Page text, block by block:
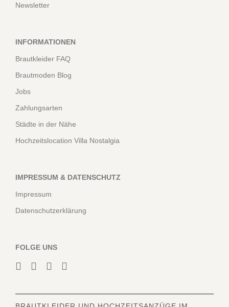
Newsletter
INFORMATIONEN
Brautkleider FAQ
Brautmoden Blog
Jobs
Zahlungsarten
Städte in der Nähe
Hochzeitslocation Villa Nostalgia
IMPRESSUM & DATENSCHUTZ
Impressum
Datenschutzerklärung
FOLGE UNS